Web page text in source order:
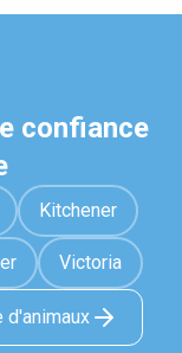
confiance
Kitchener
Victoria